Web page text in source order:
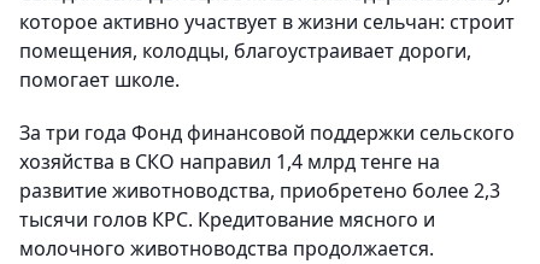
которое активно участвует в жизни сельчан: строит
помещения, колодцы, благоустраивает дороги,
помогает школе.
За три года Фонд финансовой поддержки сельского
хозяйства в СКО направил 1,4 млрд тенге на
развитие животноводства, приобретено более 2,3
тысячи голов КРС. Кредитование мясного и
молочного животноводства продолжается.